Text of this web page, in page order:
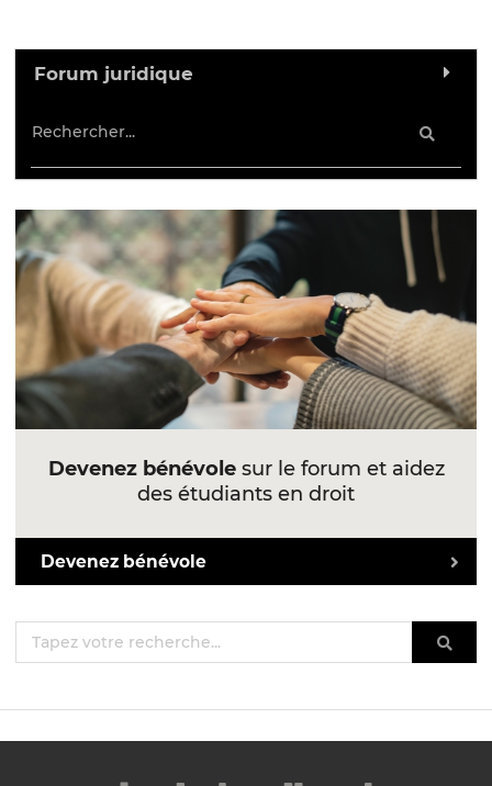
Forum juridique
Devenez bénévolesur le forum et aidez
des étudiants en droit
Devenez bénévole